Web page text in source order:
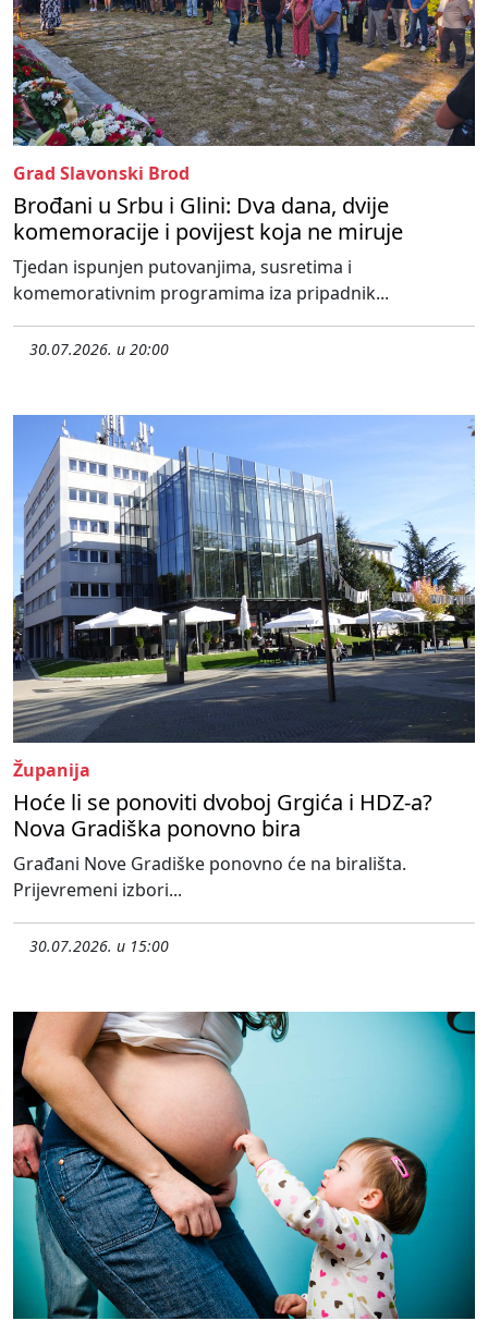
Grad Slavonski Brod
Brođani u Srbu i Glini: Dva dana, dvije
komemoracije i povijest koja ne miruje
Tjedan ispunjen putovanjima, susretima i
komemorativnim programima iza pripadnik...
30.07.2026. u 20:00
Županija
Hoće li se ponoviti dvoboj Grgića i HDZ-a?
Nova Gradiška ponovno bira
Građani Nove Gradiške ponovno će na birališta.
Prijevremeni izbori...
30.07.2026. u 15:00